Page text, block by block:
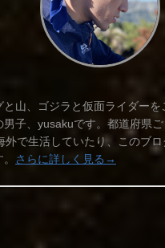
と山、ゴジラと仮面ライダーを
男子、yusakuです。都道府県
外で生活していたり、このブ
さらに詳しく見る→